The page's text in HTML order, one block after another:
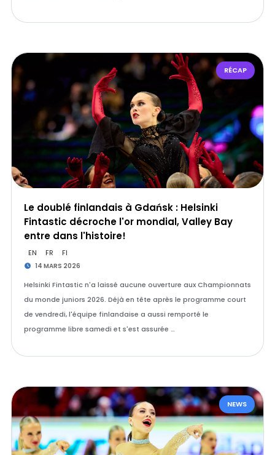
RÉCAP
Le doublé finlandais à Gdańsk : Helsinki
Fintastic décroche l'or mondial, Valley Bay
entre dans l'histoire!
EN FR FI
14 MARS 2026
Helsinki Fintastic n'a laissé aucune ouverture aux Championnats
du monde juniors 2026. Déjà en tête après le programme court
de vendredi, l'équipe finlandaise a aussi remporté le
programme libre samedi et s'est assurée …
NEWS